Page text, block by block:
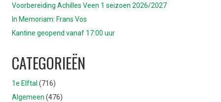
Voorbereiding Achilles Veen 1 seizoen 2026/2027
In Memoriam: Frans Vos
Kantine geopend vanaf 17:00 uur
CATEGORIEËN
1e Elftal (716)
Algemeen (476)